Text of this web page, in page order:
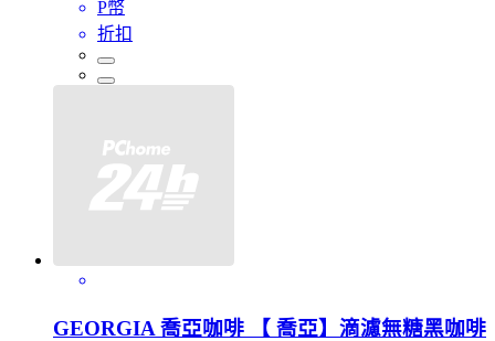
P幣
折扣
GEORGIA 喬亞咖啡 【 喬亞】滴濾無糖黑咖啡